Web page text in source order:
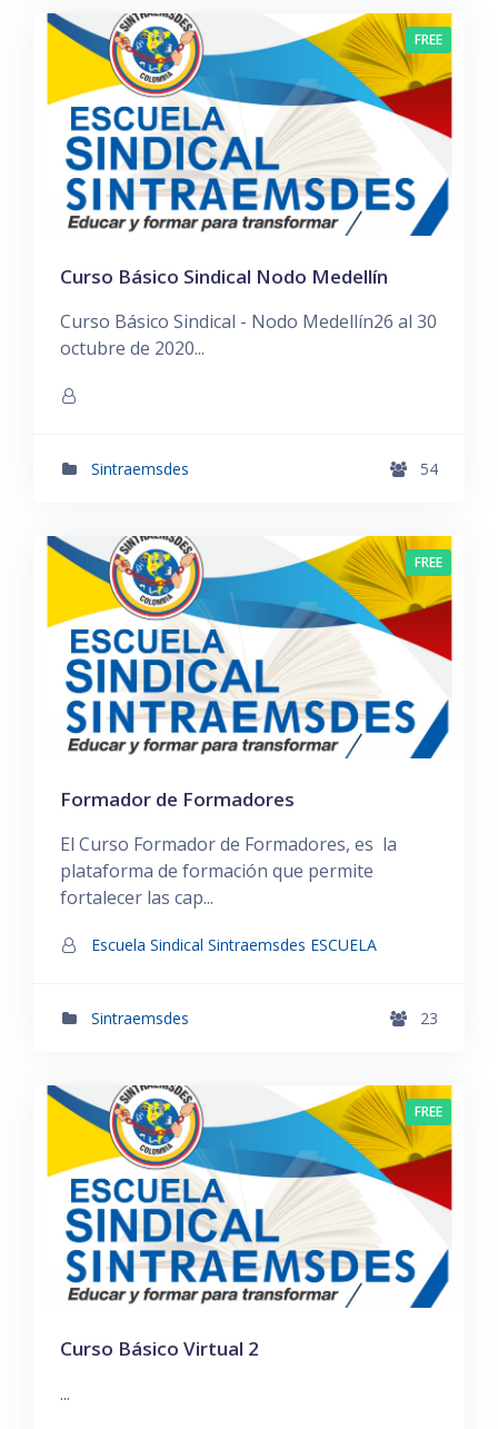
FREE
Curso Básico Sindical Nodo Medellín
Curso Básico Sindical - Nodo Medellín26 al 30
octubre de 2020...
Sintraemsdes 54
FREE
Formador de Formadores
El Curso Formador de Formadores, es la
plataforma de formación que permite
fortalecer las cap...
Escuela Sindical Sintraemsdes ESCUELA
Sintraemsdes 23
FREE
Curso Básico Virtual 2
...